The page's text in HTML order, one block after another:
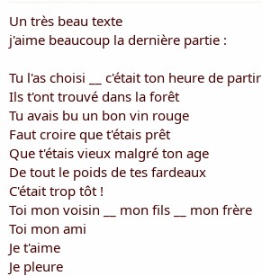
Un très beau texte
j'aime beaucoup la dernière partie :
Tu l'as choisi __ c'était ton heure de partir
Ils t'ont trouvé dans la forêt
Tu avais bu un bon vin rouge
Faut croire que t'étais prêt
Que t'étais vieux malgré ton age
De tout le poids de tes fardeaux
C'était trop tôt !
Toi mon voisin __ mon fils __ mon frère
Toi mon ami
Je t'aime
Je pleure